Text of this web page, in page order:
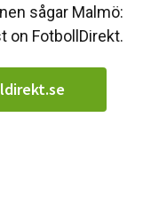
sågar Malmö:
on FotbollDirekt.